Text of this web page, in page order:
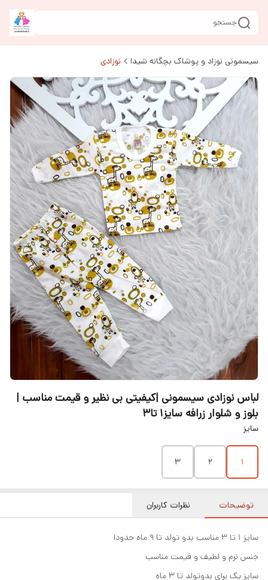
جستجو
سیسمونی نوزاد و پوشاک بچگانه شیدا نوزادی
لباس نوزادی سیسمونی |کیفیتی بی نظیر و قیمت مناسب |
بلوز و شلوار زرافه سایز۱ تا۳
سایز
۱ ۲ ۳
توضیحات نظرات کاربران
سایز ۱ تا ۳ مناسب بدو تولد تا ۹ ماه حدودا
جنس نرم و لطیف و قیمت مناسب
سایز یک برای بدوتولد تا ۳ ماه